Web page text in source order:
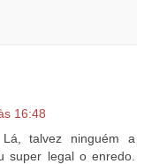
16:48
talvez ninguém a
super legal o enredo.